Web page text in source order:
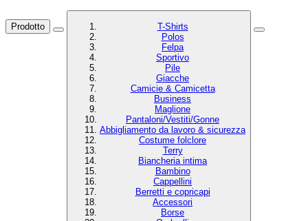
Prodotto
T-Shirts
Polos
Felpa
Sportivo
Pile
Giacche
Camicie & Camicetta
Business
Maglione
Pantaloni/Vestiti/Gonne
Abbigliamento da lavoro & sicurezza
Costume folclore
Terry
Biancheria intima
Bambino
Cappellini
Berretti e copricapi
Accessori
Borse